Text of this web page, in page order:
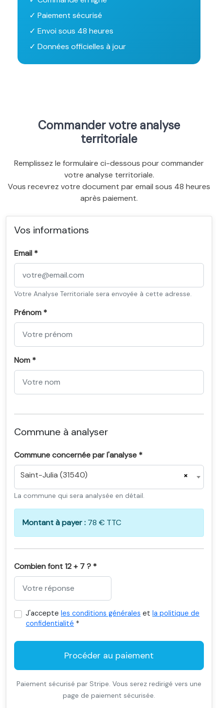
✓ Paiement sécurisé
✓ Envoi sous 48 heures
✓ Données officielles à jour
Commander votre analyse
territoriale
Remplissez le formulaire ci-dessous pour commander
votre analyse territoriale.
Vous recevrez votre document par email sous 48 heures
après paiement.
Vos informations
Email *
Votre Analyse Territoriale sera envoyée à cette adresse.
Prénom *
Nom *
Commune à analyser
Commune concernée par l'analyse *
×
Saint-Julia (31540)
La commune qui sera analysée en détail.
Montant à payer : 78 € TTC
Combien font 12 + 7 ? *
J'accepte les conditions générales et la politique de
confidentialité *
Procéder au paiement
Paiement sécurisé par Stripe. Vous serez redirigé vers une
page de paiement sécurisée.